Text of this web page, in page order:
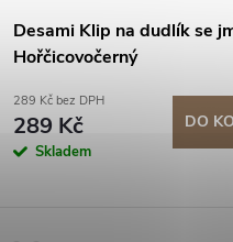
Desami Klip na dudlík se
Hořčicovočerný
289 Kč bez DPH
289 Kč
Skladem
DO